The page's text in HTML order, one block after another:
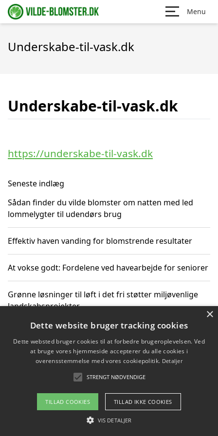
Menu
Underskabe-til-vask.dk
Underskabe-til-vask.dk
https://underskabe-til-vask.dk
Seneste indlæg
Sådan finder du vilde blomster om natten med led
lommelygter til udendørs brug
Effektiv haven vanding for blomstrende resultater
At vokse godt: Fordelene ved havearbejde for seniorer
Grønne løsninger til løft i det fri støtter miljøvenlige
landskabsprojekter
Gør haven til et frirum for familien og naturen
Copyright 2026 - Pilanto Aps
Om / kontakt
Blog Betingelser
×
Dette website bruger tracking cookies
Dette websted bruger cookies til at forbedre brugeroplevelsen. Ved
at bruge vores hjemmeside accepterer du alle cookies i
overensstemmelse med vores cookiepolitik. Detaljer
STRENGT NØDVENDIGE
TILLAD COOKIES TILLAD IKKE COOKIES
VIS DETALJER